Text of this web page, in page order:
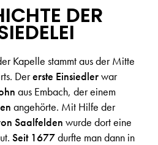
DER
Kapelle stammt aus der Mitte
Dererste Einsiedlerwar
aus Embach, der einem
angehörte. Mit Hilfe der
Saalfelden wurde dort eine
Seit 1677durfte man dann in